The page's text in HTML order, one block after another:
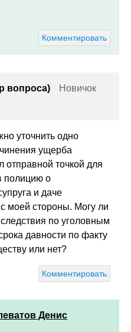
Комментировать
вопроса) Новичок
уточнить одно
ущерба
отправной точкой для
полицию о
и даче
моей стороны. Могу ли
по уголовным
давности по факту
или нет?
Комментировать
Денис